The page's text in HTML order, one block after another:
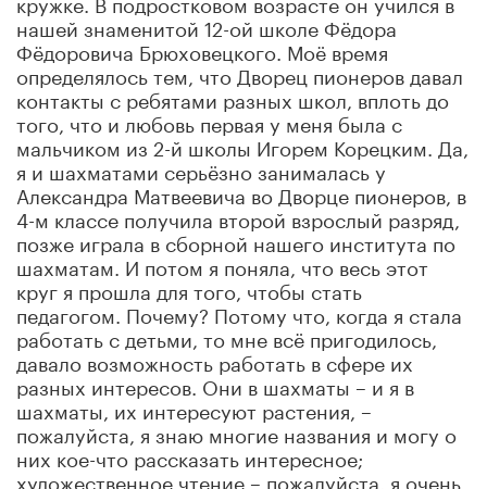
нашей знаменитой 12-ой школе Фёдора
Фёдоровича Брюховецкого. Моё время
определялось тем, что Дворец пионеров давал
контакты с ребятами разных школ, вплоть до
того, что и любовь первая у меня была с
мальчиком из 2-й школы Игорем Корецким. Да,
я и шахматами серьёзно занималась у
Александра Матвеевича во Дворце пионеров, в
4-м классе получила второй взрослый разряд,
позже играла в сборной нашего института по
шахматам. И потом я поняла, что весь этот
круг я прошла для того, чтобы стать
педагогом. Почему? Потому что, когда я стала
работать с детьми, то мне всё пригодилось,
давало возможность работать в сфере их
разных интересов. Они в шахматы – и я в
шахматы, их интересуют растения, –
пожалуйста, я знаю многие названия и могу о
них кое-что рассказать интересное;
художественное чтение – пожалуйста, я очень